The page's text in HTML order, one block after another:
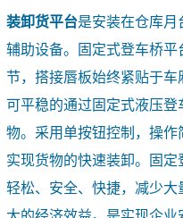
装卸货平台是安装在仓库月
辅助设备。固定式登车桥平
节，搭接唇板始终紧贴于
可平稳的通过固定式液压
物。采用单按钮控制，操
实现货物的快速装卸。固
轻松、安全、快捷，减少